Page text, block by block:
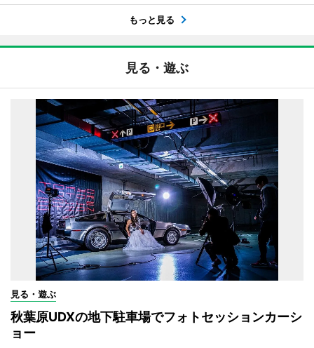
もっと見る
見る・遊ぶ
見る・遊ぶ
秋葉原UDXの地下駐車場でフォトセッションカーシ
ョー